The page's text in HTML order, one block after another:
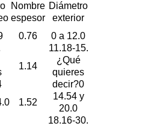
Nombre
espesor
Diámetro
exterior
0.76
0 a 12.0
1.14
11.18-15.
¿Qué
quieres
decir?0
1.52
14.54 y
20.0
18.16-30.